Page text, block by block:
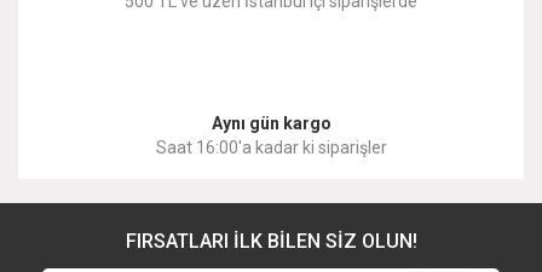
Aynı gün kargo
Saat 16:00'a kadar ki siparişler
FIRSATLARI İLK BİLEN SİZ OLUN!